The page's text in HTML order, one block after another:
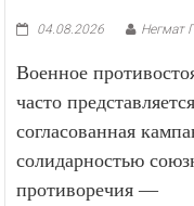
04.08.2026 Негмат
Военное
часто
согласованная
солидарностью
противоречия —